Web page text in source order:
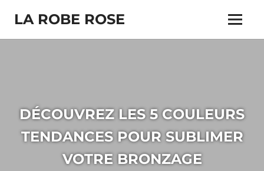
content
LA ROBE ROSE Menu
DÉCOUVREZ LES 5 COULEURS
TENDANCES POUR SUBLIMER
VOTRE BRONZAGE